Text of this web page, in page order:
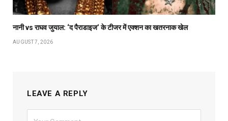
नानी vs राघव जुयाल: ‘द पैराडाइज’ के टीजर में एक्शन का खतरनाक खेल
AUGUST 7, 2026
LEAVE A REPLY